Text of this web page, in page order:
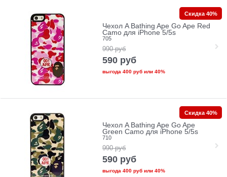
Чехол A Bathing Ape Go Ape Red
Camo для iPhone 5/5s
705
990 руб
590 руб
выгода 400 рубили 40%
Скидка 40%
Чехол A Bathing Ape Go Ape
Green Camo для iPhone 5/5s
710
990 руб
590 руб
выгода 400 рубили 40%
Скидка 40%